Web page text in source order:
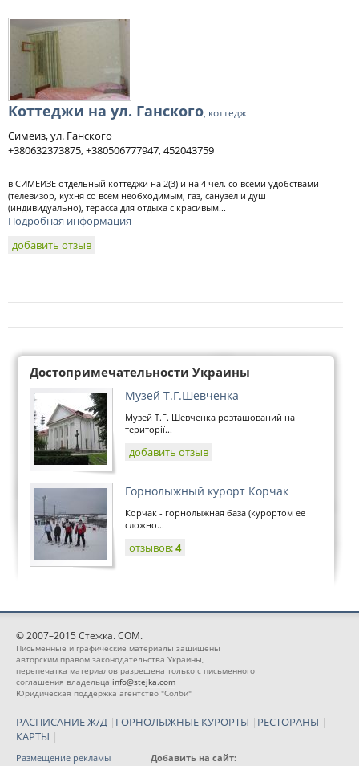
Коттеджи на ул. Ганского, коттедж
Симеиз, ул. Ганского
+380632373875, +380506777947, 452043759
в СИМЕИЗЕ отдельный коттеджи на 2(3) и на 4 чел. со всеми удобствами
(телевизор, кухня со всем необходимым, газ, санузел и душ
(индивидуально), терасса для отдыха с красивым...
Подробная информация
добавить отзыв
Достопримечательности Украины
Музей Т.Г.Шевченка
Музей Т.Г. Шевченка розташований на
території...
добавить отзыв
Горнолыжный курорт Корчак
Корчак - горнолыжная база (курортом ее
сложно...
отзывов:4
© 2007–2015 Стежка. COM.
Письменные и графические материалы защищены
авторским правом законодательства Украины,
перепечатка материалов разрешена только с письменного
соглашения владельца info@stejka.com
Юридическая поддержка агентство "Солби"
РАСПИСАНИЕ Ж/Д | ГОРНОЛЫЖНЫЕ КУРОРТЫ | РЕСТОРАНЫ |
КАРТЫ |
Размещение рекламы
Добавить на сайт: